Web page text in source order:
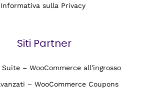
Informativa sulla Privacy
Siti Partner
Suite – WooCommerce all'ingrosso
– WooCommerce Coupons